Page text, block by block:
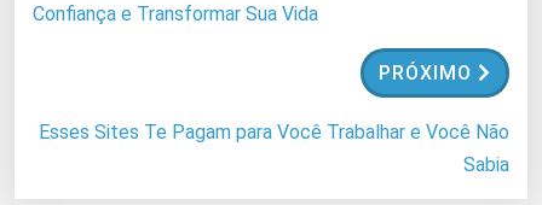
Confiança e Transformar Sua Vida
PRÓXIMO
Esses Sites Te Pagam para Você Trabalhar e Você Não
Sabia